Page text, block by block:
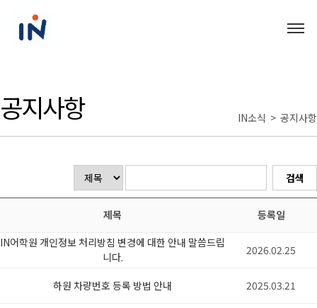
공지사항 IN소식 > 공지사항
제목
등록일
IN어학원 개인정보 처리방침 변경에 대한 안내 말씀드립
니다.
2026.02.25
하원 차량번호 등록 방법 안내
2025.03.21